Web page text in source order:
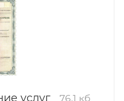
услуг 76.1 кб